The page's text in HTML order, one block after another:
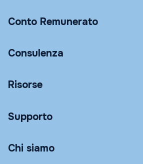
Conto Remunerato
Consulenza
Risorse
Supporto
Chi siamo